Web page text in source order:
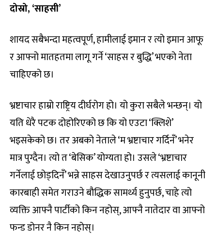
दोस्रो, ‘साहसी’
शायद सबैभन्दा महत्वपूर्ण, हामीलाई इमान र त्यो इमान आफू
र आफ्नो मातहतमा लागू गर्ने ‘साहस र बुद्धि’ भएको नेता
चाहिएको छ।
भ्रष्टाचार हाम्रो राष्ट्रिय दीर्घरोग हो। यो कुरा सबैले भन्छन्। यो
यति धेरै पटक दोहोरिएको छ कि यो एउटा ‘क्लिशे’
भइसकेको छ। तर अबको नेताले ‘म भ्रष्टाचार गर्दिनँ’ भनेर
मात्र पुग्दैन। त्यो त ‘बेसिक’ योग्यता हो। उसले ‘भ्रष्टाचार
गर्नेलाई छोड्दिनँ’ भन्ने साहस देखाउनुपर्छ र त्यसलाई कानूनी
कारबाही समेत गराउने बौद्धिक सामर्थ्य हुनुपर्छ, चाहे त्यो
व्यक्ति आफ्नै पार्टीको किन नहोस्, आफ्नै नातेदार वा आफ्नो
फन्ड डोनर नै किन नहोस्।